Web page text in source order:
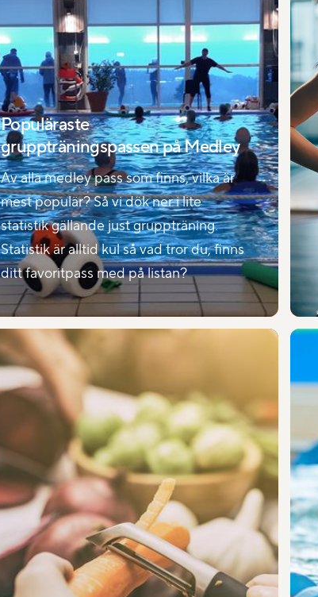
Populäraste
gruppträningspassen på Medley
Av alla medley pass som finns, vilka är
mest populär? Så vi dök ner i lite
statistik gällande just gruppträning.
Statistik är alltid kul så vad tror du, finns
ditt favoritpass med på listan?